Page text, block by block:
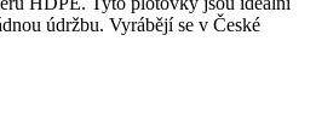
údržbu. Vyrábějí se v České